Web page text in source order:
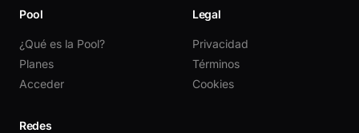
Pool
¿Qué es la Pool?
Planes
Acceder
Legal
Privacidad
Términos
Cookies
Redes